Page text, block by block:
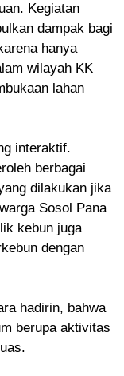
Kegiatan
dampak bagi
hanya
wilayah KK
lahan
interaktif.
berbagai
dilakukan jika
Sosol Pana
kebun juga
dengan
hadirin, bahwa
berupa aktivitas